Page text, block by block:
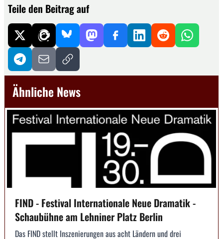
Teile den Beitrag auf
Ähnliche News
FIND - Festival Internationale Neue Dramatik -
Schaubühne am Lehniner Platz Berlin
Das FIND stellt Inszenierungen aus acht Ländern und drei